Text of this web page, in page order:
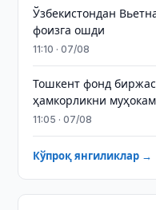
Ўзбекистондан
фоизга ошди
11:10 · 07/08
Тошкент фонд
ҳамкорликни
11:05 · 07/08
Кўпроқ янгиликлар →